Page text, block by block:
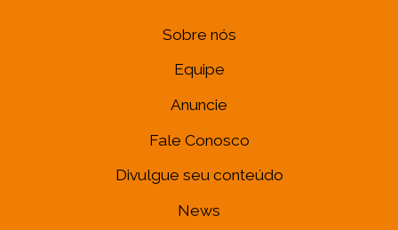
Sobre nós
Equipe
Anuncie
Fale Conosco
Divulgue seu conteúdo
News